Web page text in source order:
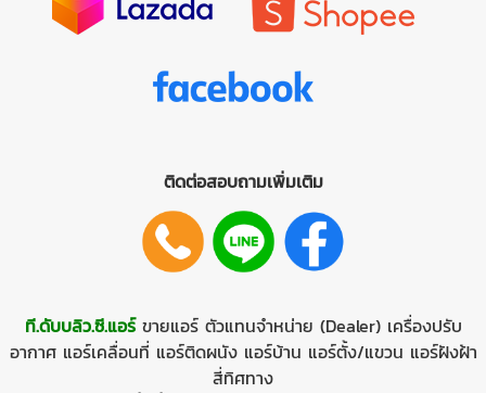
ติดต่อสอบถามเพิ่มเติม
ที.ดับบลิว.ซี.แอร์ ขายแอร์ตัวแทนจำหน่าย (Dealer) เครื่องปรับ
อากาศ แอร์เคลื่อนที่ แอร์ติดผนังแอร์บ้าน แอร์ตั้ง/แขวน แอร์ฝังฝ้า
สี่ทิศทาง